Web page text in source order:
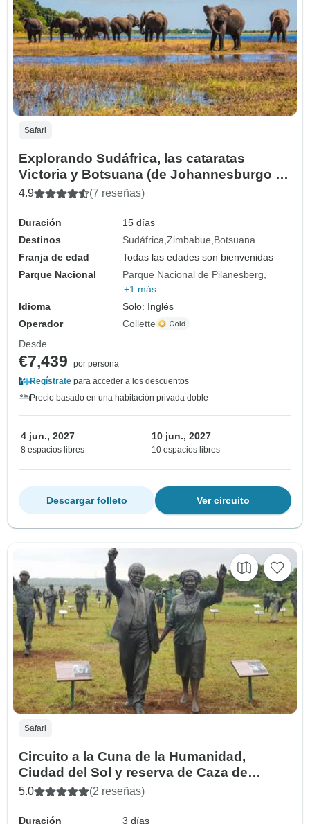
Safari
Explorando Sudáfrica, las cataratas
Victoria y Botsuana (de Johannesburgo a
Ciudad del Cabo) (2027)
4.9 (7 reseñas)
Duración
15 días
Destinos
Sudáfrica Zimbabue Botsuana
Franja de edad
Todas las edades son bienvenidas
Parque Nacional
Parque Nacional de Pilanesberg
+1 más
Idioma
Solo: Inglés
Operador
Collette
Desde
€7,439
por persona
Regístrate para acceder a los descuentos
Precio basado en una habitación privada doble
4 jun., 2027
8 espacios libres
10 jun., 2027
10 espacios libres
Ver circuito
Descargar folleto
Safari
Circuito a la Cuna de la Humanidad,
Ciudad del Sol y reserva de Caza de
Pilanesberg
5.0 (2 reseñas)
Duración
3 días